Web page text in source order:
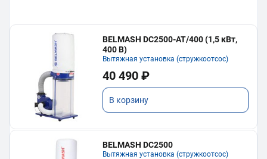
BELMASH DC2500-AT/400 (1,5 кВт,
400 В)
Вытяжная установка (стружкоотсос)
40 490 ₽
В корзину
BELMASH DC2500
Вытяжная установка (стружкоотсос)